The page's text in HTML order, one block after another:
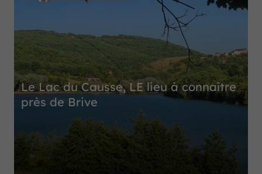
Le Lac du Causse, LE lieu à connaître
près de Brive